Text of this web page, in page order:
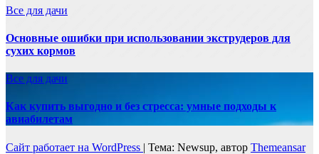
Все для дачи
Основные ошибки при использовании экструдеров для
сухих кормов
Все для дачи
Как купить выгодно и без стресса: умные подходы к
авиабилетам
Сайт работает на WordPress | Тема: Newsup, автор Themeansar